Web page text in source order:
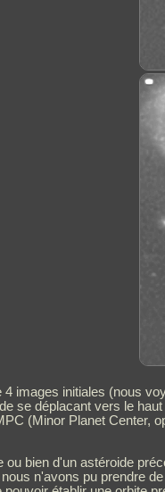
4 images initiales (nous
se déplacant vers le
(Minor Planet Center,
ou bien d'un astéroide
n'avons pu prendre